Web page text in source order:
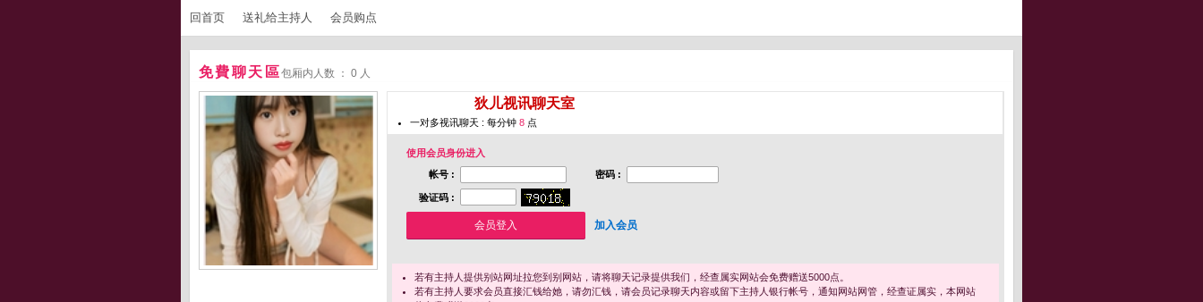
回首页 送礼给主持人 会员购点
免費聊天區包厢内人数 ： 0 人
狄儿视讯聊天室
一对多视讯聊天 : 每分钟 8 点
使用会员身份进入
帐号 :
密码 :
验证码 :
加入会员
若有主持人提供别站网址拉您到别网站，请将聊天记录提供我们，经查属实网站会免费赠送5000点。
若有主持人要求会员直接汇钱给她，请勿汇钱，请会员记录聊天内容或留下主持人银行帐号，通知网站网管，经查证属实，本网站